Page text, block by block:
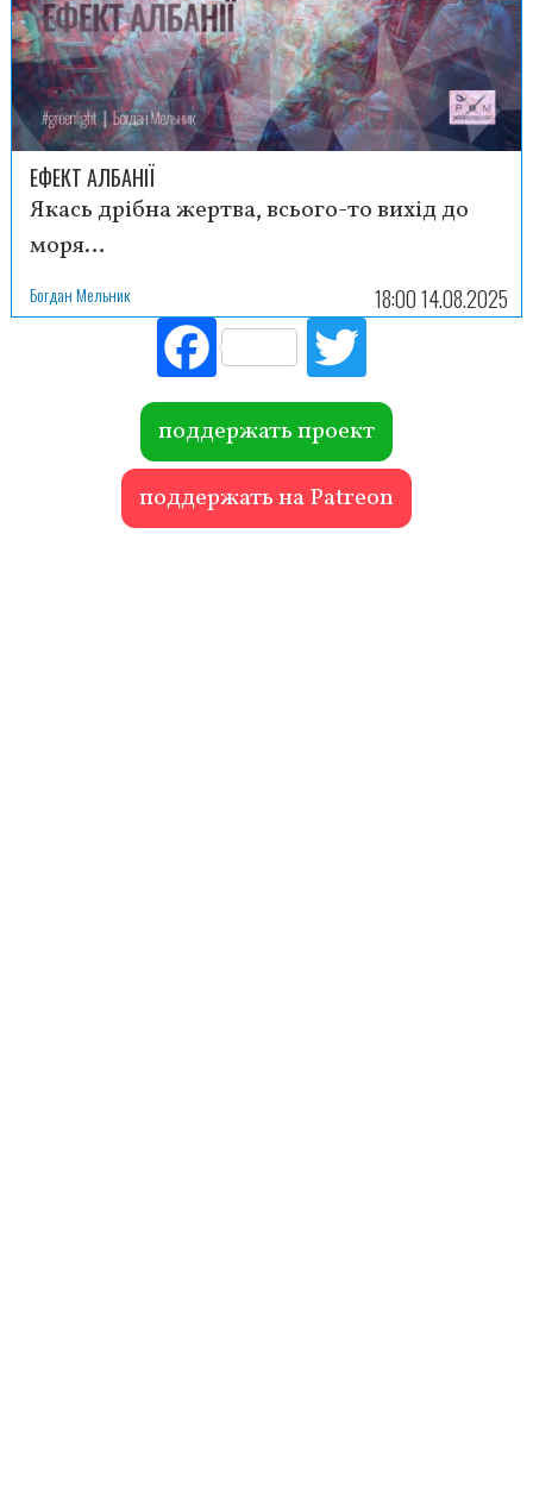
ЕФЕКТ АЛБАНІЇ
Якась дрібна жертва, всього-то вихід до
моря…
Богдан Мельник 18:00 14.08.2025
Fac
ebo
ok r
поддержать проект
поддержать на Patreon